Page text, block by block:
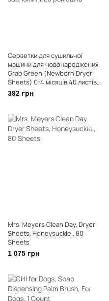
Серветки для сушильної
машини для новонароджених
Grab Green (Newborn Dryer
Sheets) 0-4 місяців 40 листів
заспокійлива ромашка
392 грн
Mrs. Meyers Clean Day, Dryer
Sheets, Honeysuckle , 80
Sheets
1 075 грн